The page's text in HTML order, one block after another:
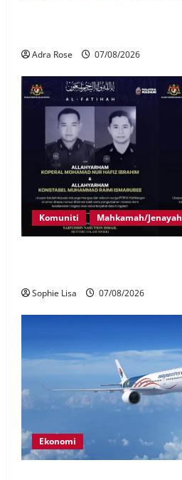
Adra Rose 07/08/2026
Komuniti Mahkamah/Jenayah
Sophie Lisa 07/08/2026
Ekonomi